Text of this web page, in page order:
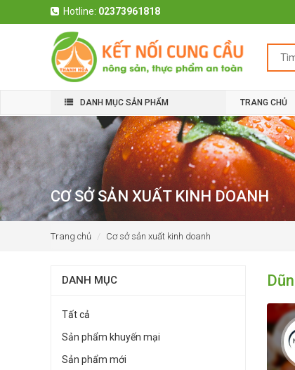
Hotline: 02373961818
DANH MỤC SẢN PHẨM TRANG CHỦ
CƠ SỞ SẢN XUẤT KINH DOANH
Trang chủ Cơ sở sản xuất kinh doanh
DANH MỤC
Tất cả
Sản phẩm khuyến mại
Sản phẩm mới